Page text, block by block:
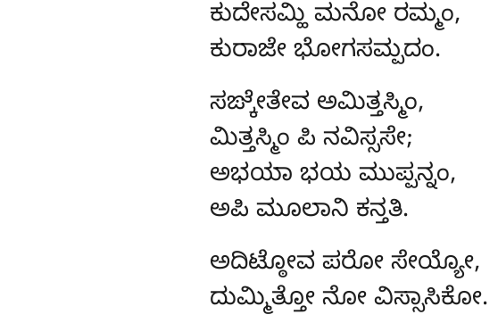
ಕುದೇಸಮ್ಹಿ ಮನೋ ರಮ್ಮಂ,
ಕುರಾಜೇ ಭೋಗಸಮ್ಪದಂ.
ಸಙ್ಕೇತೇವ ಅಮಿತ್ತಸ್ಮಿಂ,
ಮಿತ್ತಸ್ಮಿಂ ಪಿ ನವಿಸ್ಸಸೇ;
ಅಭಯಾ ಭಯ ಮುಪ್ಪನ್ನಂ,
ಅಪಿ ಮೂಲಾನಿ ಕನ್ತತಿ.
ಅದಿಟ್ಠೋವ ಪರೋ ಸೇಯ್ಯೋ,
ದುಮ್ಮಿತ್ತೋ ನೋ ವಿಸ್ಸಾಸಿಕೋ.